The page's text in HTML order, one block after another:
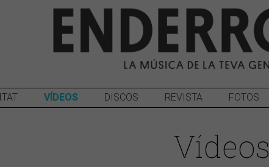
VÍDEOS DISCOS REVISTA FOTOS
Vídeos